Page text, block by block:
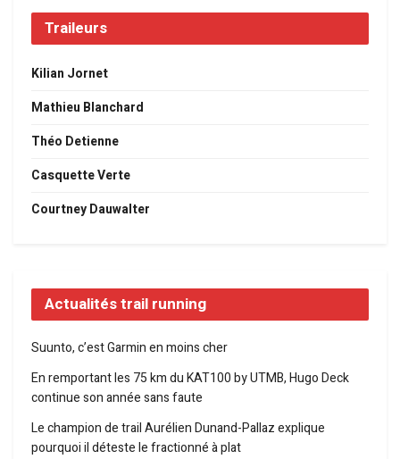
Traileurs
Kilian Jornet
Mathieu Blanchard
Théo Detienne
Casquette Verte
Courtney Dauwalter
Actualités trail running
Suunto, c’est Garmin en moins cher
En remportant les 75 km du KAT100 by UTMB, Hugo Deck
continue son année sans faute
Le champion de trail Aurélien Dunand-Pallaz explique
pourquoi il déteste le fractionné à plat